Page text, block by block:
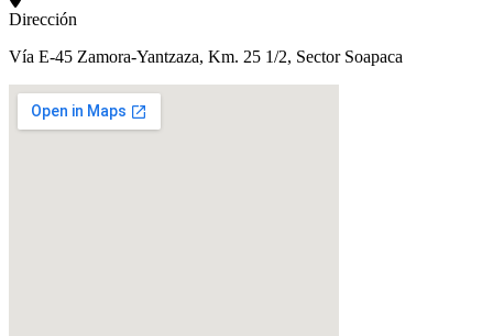
Dirección
Vía E-45 Zamora-Yantzaza, Km. 25 1/2, Sector Soapaca